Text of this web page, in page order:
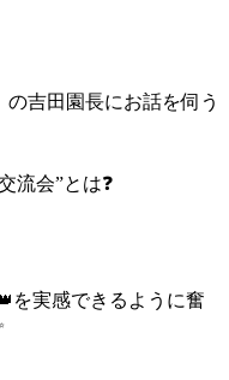
吉田園長にお話を伺う
流会”とは❓
を実感できるように奮